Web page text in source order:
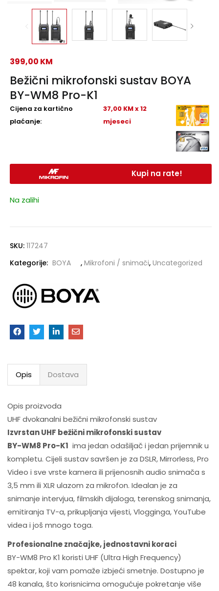
Bežični mikrofonski sustav BOYA
BY-WM8 Pro-K1
399,00 KM
Cijena za kartično
plaćanje:
37,00 KM x 12
mjeseci
Kupi na rate!
Na zalihi
SKU: 117247
Kategorije: BOYA , Mikrofoni / snimači, Uncategorized
Opis Dostava
Opis proizvoda
UHF dvokanalni bežični mikrofonski sustav
IzvrstanUHF bežični mikrofonski sustav
BY-WM8 Pro-K1 ima jedan odašiljač i jedan prijemnik u
kompletu. Cijeli sustav savršen je za DSLR, Mirrorless, Pro
Video i sve vrste kamera ili prijenosnih audio snimača s
3,5 mm ili XLR ulazom za mikrofon. Idealan je za
snimanje intervjua, filmskih dijaloga, terenskog snimanja,
emitiranja TV-a, prikupljanja vijesti, Vlogginga, YouTube
videa i još mnogo toga.
Profesionalne značajke, jednostavni koraci
BY-WM8 Pro K1 koristi UHF (Ultra High Frequency)
spektar, koji vam pomaže izbjeći smetnje. Dostupno je
48 kanala, što korisnicima omogućuje pokretanje više